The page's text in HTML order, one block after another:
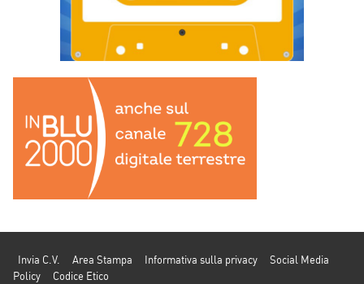
Invia C.V. Area Stampa Informativa sulla privacy
Social Media
Policy
Codice Etico